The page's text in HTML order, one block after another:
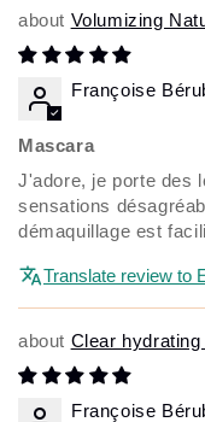
Volumizing
Françoise
Mascara
J'adore, je porte des
sensations
démaquillage est
Translate review to
Clear
Françoise